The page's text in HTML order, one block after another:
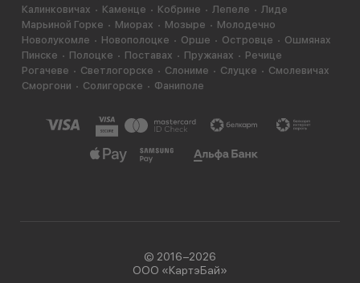
Калинковичах
Каменце Кобрине Лепеле
Лиде
Марьиной Горке
Миорах Мозыре
Молодечно
Новолукомле
Новополоцке Орше Островце
Ошмянах
Пинске
Полоцке Поставах Пружанах
Речице
Рогачеве
Светлогорске Слониме Слуцке
Смолевичах
Сморгони
Солигорске Фаниполе
© 2016−2026
ООО «КартэБай»